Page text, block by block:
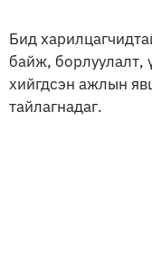
Бид
байж, борлуулалт,
хийгдсэн ажлын
тайлагнадаг.